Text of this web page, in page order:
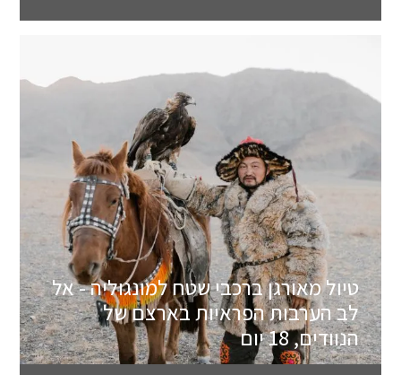
טיול מאורגן ברכבי שטח למונגוליה - אל
לב הערבות הפראיות בארצם של
הנוודים, 18 יום